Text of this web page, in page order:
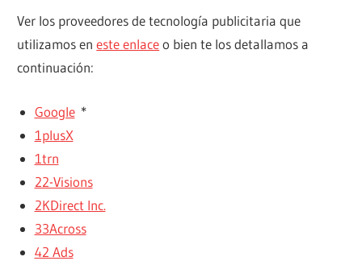
Ver los proveedores de tecnología publicitaria que
utilizamos eneste enlaceo bien te los detallamos a
continuación:
Google*
1plusX
1trn
22-Visions
2KDirect Inc.
33Across
42 Ads